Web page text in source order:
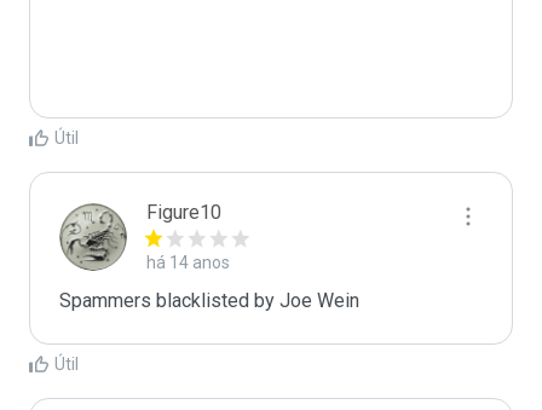
Útil
Figure10
há 14 anos
Spammers blacklisted by Joe Wein
Útil